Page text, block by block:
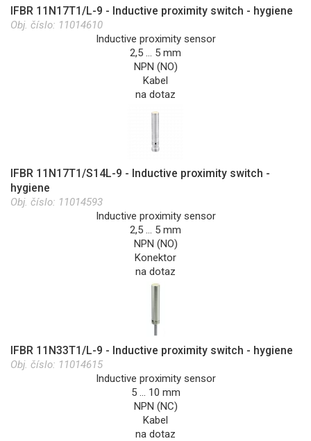
IFBR 11N17T1/L-9 - Inductive proximity switch - hygiene
Obj. číslo: 11014610
Inductive proximity sensor
2,5 … 5 mm
NPN (NO)
Kabel
na dotaz
IFBR 11N17T1/S14L-9 - Inductive proximity switch -
hygiene
Obj. číslo: 11014593
Inductive proximity sensor
2,5 … 5 mm
NPN (NO)
Konektor
na dotaz
IFBR 11N33T1/L-9 - Inductive proximity switch - hygiene
Obj. číslo: 11014615
Inductive proximity sensor
5 … 10 mm
NPN (NC)
Kabel
na dotaz